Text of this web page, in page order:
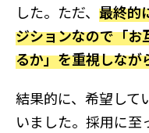
した。ただ、 最終的
ジションなので「お
るか」を重視しなが
結果的に、希望して
いました。採用に至